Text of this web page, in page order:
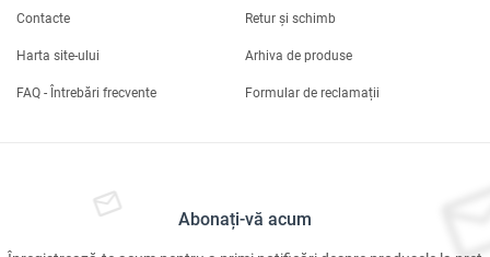
Contacte Retur și schimb
Harta site-ului Arhiva de produse
FAQ - Întrebări frecvente Formular de reclamații
Abonați-vă acum